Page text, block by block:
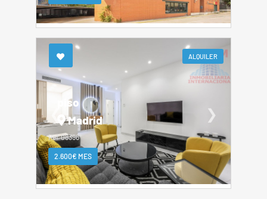
ALQUILER
piso
Madrid
Ref. 08396*
2.600€ MES
❯